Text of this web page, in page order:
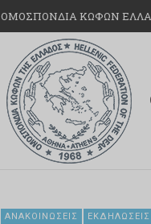
ΟΜΟΣΠΟΝΔΙΑ ΚΩΦΩΝ
ΑΝΑΚΟΙΝΏΣΕΙΣ ΕΚΔΗΛΏΣΕΙΣ